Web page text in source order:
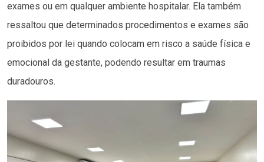
exames ou em qualquer ambiente hospitalar. Ela também
ressaltou que determinados procedimentos e exames são
proibidos por lei quando colocam em risco a saúde física e
emocional da gestante, podendo resultar em traumas
duradouros.